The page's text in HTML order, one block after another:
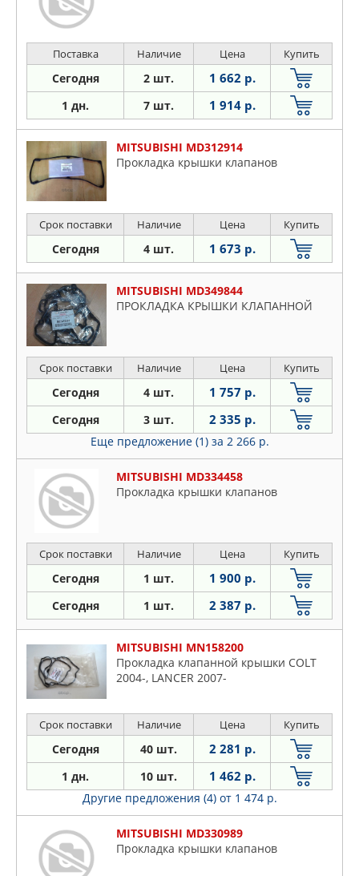
Поставка Наличие Цена Купить
Сегодня 2 шт. 1 662 р.
1 дн. 7 шт. 1 914 р.
MITSUBISHI MD312914
Прокладка крышки клапанов
Срок поставки Наличие Цена Купить
Сегодня 4 шт. 1 673 р.
MITSUBISHI MD349844
ПРОКЛАДКА КРЫШКИ КЛАПАННОЙ
Срок поставки Наличие Цена Купить
Сегодня 4 шт. 1 757 р.
Сегодня 3 шт. 2 335 р.
Еще предложение (1) за 2 266 р.
MITSUBISHI MD334458
Прокладка крышки клапанов
Срок поставки Наличие Цена Купить
Сегодня 1 шт. 1 900 р.
Сегодня 1 шт. 2 387 р.
MITSUBISHI MN158200
Прокладка клапанной крышки COLT
2004-, LANCER 2007-
Срок поставки Наличие Цена Купить
Сегодня 40 шт. 2 281 р.
1 дн. 10 шт. 1 462 р.
Другие предложения (4) от 1 474 р.
MITSUBISHI MD330989
Прокладка крышки клапанов